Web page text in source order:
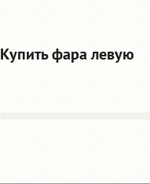
Купить фара левую